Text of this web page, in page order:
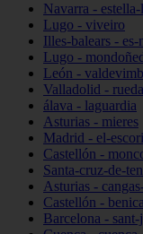
Navarra -
Lugo - viveiro
Illes-balears - es-
Lugo -
León -
Valladolid - rueda
álava - laguardia
Asturias - mieres
Madrid - el-
Castellón -
Santa-cruz-de-
Asturias -
Castellón -
Barcelona -